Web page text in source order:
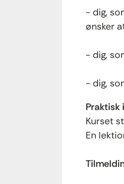
- dig,
ønsker
- dig,
- dig,
Praktisk
Kurset
En